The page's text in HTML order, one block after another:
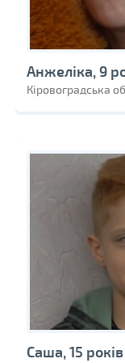
Анжеліка, 9
Кіровоградська
Саша, 15 років